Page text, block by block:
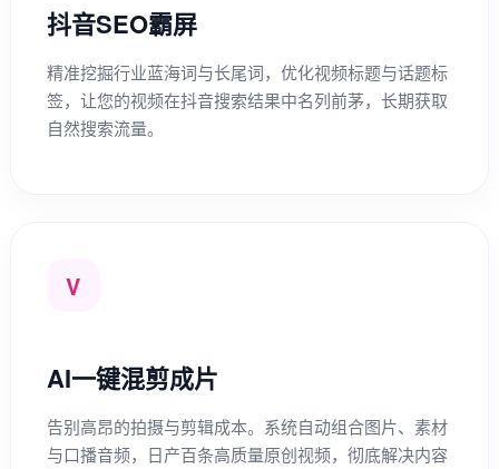
抖音SEO霸屏
精准挖掘行业蓝海词与长尾词，优化视频标题与话题标
签，让您的视频在抖音搜索结果中名列前茅，长期获取
自然搜索流量。
V
AI一键混剪成片
告别高昂的拍摄与剪辑成本。系统自动组合图片、素材
与口播音频，日产百条高质量原创视频，彻底解决内容